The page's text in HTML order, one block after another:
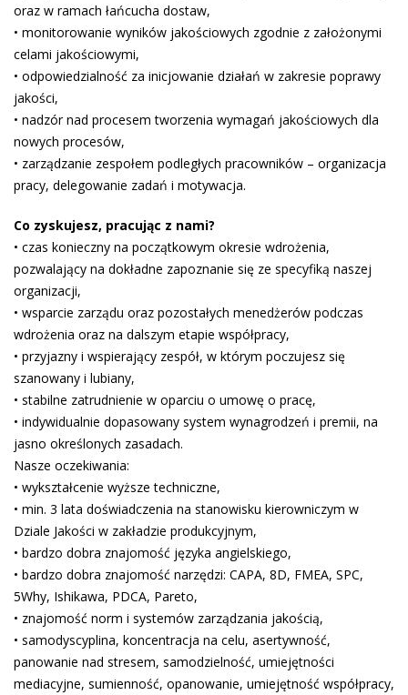
oraz w ramach łańcucha dostaw,
• monitorowanie wyników jakościowych zgodnie z założonymi
celami jakościowymi,
• odpowiedzialność za inicjowanie działań w zakresie poprawy
jakości,
• nadzór nad procesem tworzenia wymagań jakościowych dla
nowych procesów,
• zarządzanie zespołem podległych pracowników – organizacja
pracy, delegowanie zadań i motywacja.
Co zyskujesz, pracując z nami?
• czas konieczny na początkowym okresie wdrożenia,
pozwalający na dokładne zapoznanie się ze specyfiką naszej
organizacji,
• wsparcie zarządu oraz pozostałych menedżerów podczas
wdrożenia oraz na dalszym etapie współpracy,
• przyjazny i wspierający zespół, w którym poczujesz się
szanowany i lubiany,
• stabilne zatrudnienie w oparciu o umowę o pracę,
• indywidualnie dopasowany system wynagrodzeń i premii, na
jasno określonych zasadach.
Nasze oczekiwania:
• wykształcenie wyższe techniczne,
• min. 3 lata doświadczenia na stanowisku kierowniczym w
Dziale Jakości w zakładzie produkcyjnym,
• bardzo dobra znajomość języka angielskiego,
• bardzo dobra znajomość narzędzi: CAPA, 8D, FMEA, SPC,
5Why, Ishikawa, PDCA, Pareto,
• znajomość norm i systemów zarządzania jakością,
• samodyscyplina, koncentracja na celu, asertywność,
panowanie nad stresem, samodzielność, umiejętności
mediacyjne, sumienność, opanowanie, umiejętność współpracy,